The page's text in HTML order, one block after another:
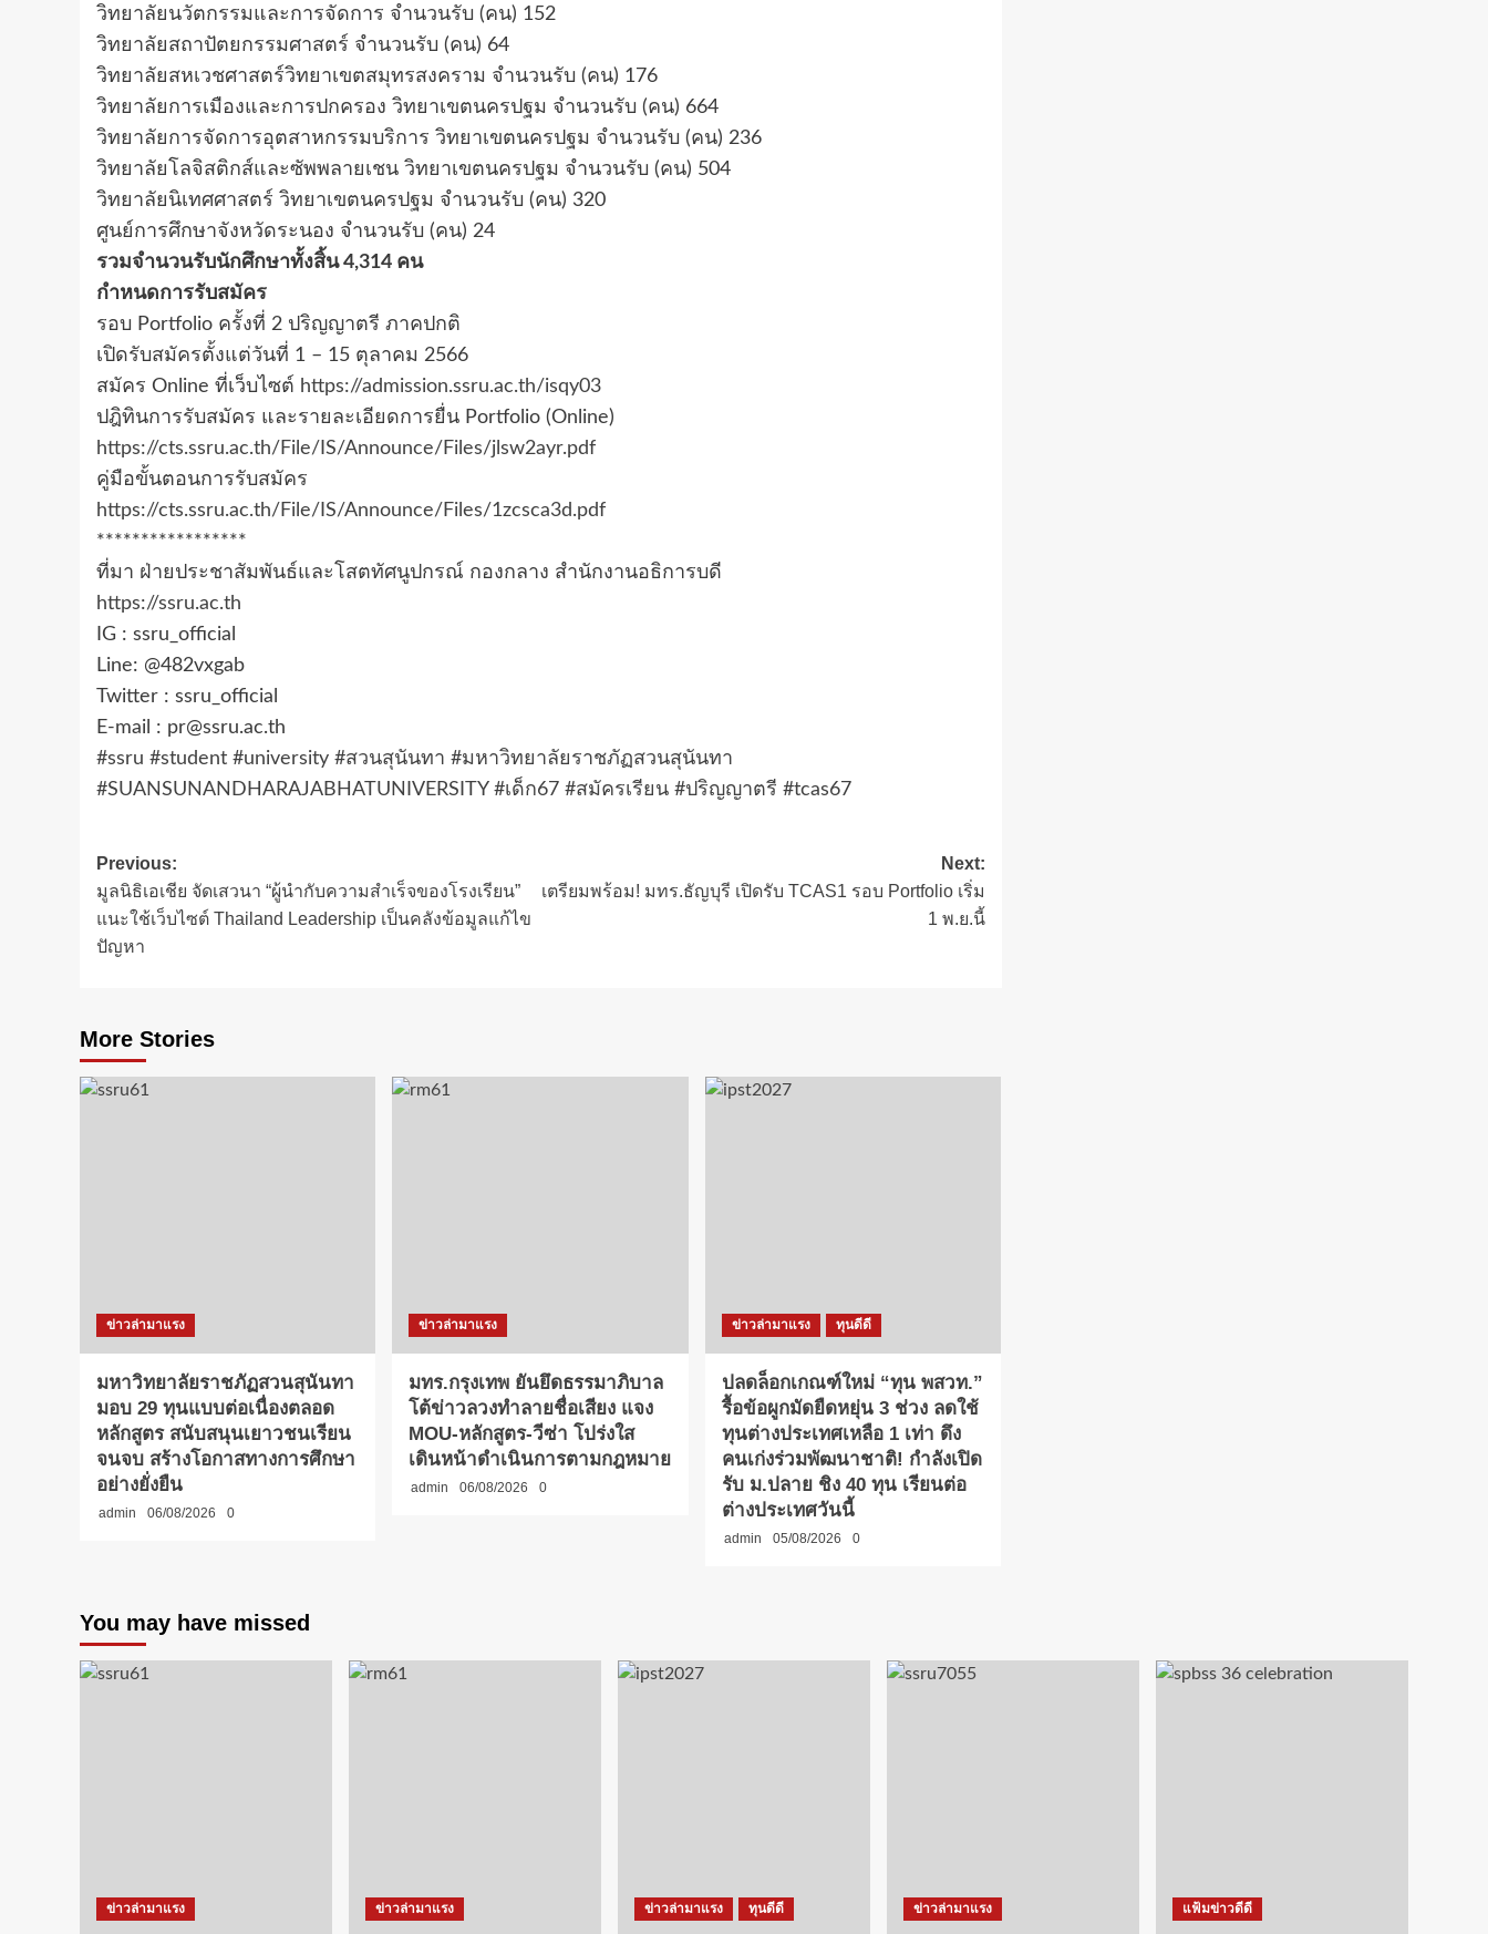
วิทยาลัยนวัตกรรมและการจัดการ จำนวนรับ (คน) 152
วิทยาลัยสถาปัตยกรรมศาสตร์ จำนวนรับ (คน) 64
วิทยาลัยสหเวชศาสตร์วิทยาเขตสมุทรสงคราม จำนวนรับ (คน) 176
วิทยาลัยการเมืองและการปกครอง วิทยาเขตนครปฐม จำนวนรับ (คน) 664
วิทยาลัยการจัดการอุตสาหกรรมบริการ วิทยาเขตนครปฐม จำนวนรับ (คน) 236
วิทยาลัยโลจิสติกส์และซัพพลายเชน วิทยาเขตนครปฐม จำนวนรับ (คน) 504
วิทยาลัยนิเทศศาสตร์ วิทยาเขตนครปฐม จำนวนรับ (คน) 320
ศูนย์การศึกษาจังหวัดระนอง จำนวนรับ (คน) 24
รวมจำนวนรับนักศึกษาทั้งสิ้น 4,314 คน
กำหนดการรับสมัคร
รอบ Portfolio ครั้งที่ 2 ปริญญาตรี ภาคปกติ
เปิดรับสมัครตั้งแต่วันที่ 1 – 15 ตุลาคม 2566
สมัคร Online ที่เว็บไซต์ https://admission.ssru.ac.th/isqy03
ปฎิทินการรับสมัคร และรายละเอียดการยื่น Portfolio (Online)
https://cts.ssru.ac.th/File/IS/Announce/Files/jlsw2ayr.pdf
คู่มือขั้นตอนการรับสมัคร
https://cts.ssru.ac.th/File/IS/Announce/Files/1zcsca3d.pdf
*****************
ที่มา ฝ่ายประชาสัมพันธ์และโสตทัศนูปกรณ์ กองกลาง สำนักงานอธิการบดี
https://ssru.ac.th
IG : ssru_official
Line: @482vxgab
Twitter : ssru_official
E-mail : pr@ssru.ac.th
#ssru #student #university #สวนสุนันทา #มหาวิทยาลัยราชภัฏสวนสุนันทา
#SUANSUNANDHARAJABHATUNIVERSITY #เด็ก67 #สมัครเรียน #ปริญญาตรี #tcas67
Post
navigation
Previous:
มูลนิธิเอเชีย จัดเสวนา “ผู้นำกับความสำเร็จของโรงเรียน”
แนะใช้เว็บไซต์ Thailand Leadership เป็นคลังข้อมูลแก้ไข
ปัญหา
Next:
เตรียมพร้อม! มทร.ธัญบุรี เปิดรับ TCAS1 รอบ Portfolio เริ่ม
1 พ.ย.นี้
More Stories
ข่าวล่ามาแรง
มหาวิทยาลัยราชภัฏสวนสุนันทา
มอบ 29 ทุนแบบต่อเนื่องตลอด
หลักสูตร สนับสนุนเยาวชนเรียน
จนจบ สร้างโอกาสทางการศึกษา
อย่างยั่งยืน
admin 06/08/2026 0
ข่าวล่ามาแรง
มทร.กรุงเทพ ยันยึดธรรมาภิบาล
โต้ข่าวลวงทำลายชื่อเสียง แจง
MOU-หลักสูตร-วีซ่า โปร่งใส
เดินหน้าดำเนินการตามกฎหมาย
admin 06/08/2026 0
ข่าวล่ามาแรง ทุนดีดี
ปลดล็อกเกณฑ์ใหม่ “ทุน พสวท.”
รื้อข้อผูกมัดยืดหยุ่น 3 ช่วง ลดใช้
ทุนต่างประเทศเหลือ 1 เท่า ดึง
คนเก่งร่วมพัฒนาชาติ! กำลังเปิด
รับ ม.ปลาย ชิง 40 ทุน เรียนต่อ
ต่างประเทศวันนี้
admin 05/08/2026 0
You may have missed
ข่าวล่ามาแรง ข่าวล่ามาแรง ข่าวล่ามาแรง ทุนดีดี ข่าวล่ามาแรง แฟ้มข่าวดีดี